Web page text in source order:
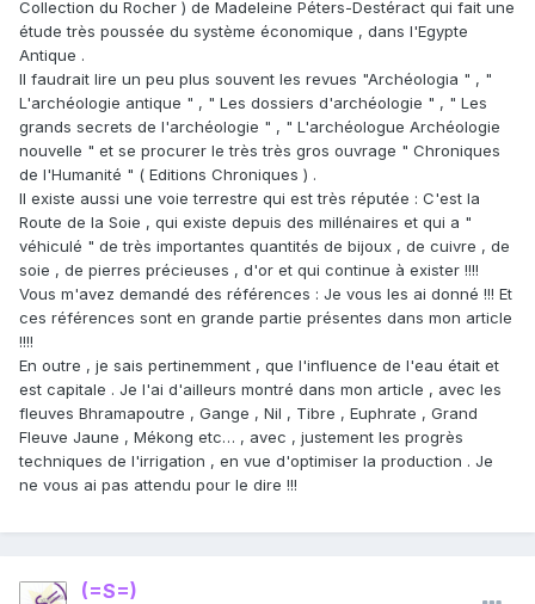
Collection du Rocher ) de Madeleine Péters-Destéract qui fait une
étude très poussée du système économique , dans l'Egypte
Antique .
Il faudrait lire un peu plus souvent les revues "Archéologia " , "
L'archéologie antique " , " Les dossiers d'archéologie " , " Les
grands secrets de l'archéologie " , " L'archéologue Archéologie
nouvelle " et se procurer le très très gros ouvrage " Chroniques
de l'Humanité " ( Editions Chroniques ) .
Il existe aussi une voie terrestre qui est très réputée : C'est la
Route de la Soie , qui existe depuis des millénaires et qui a "
véhiculé " de très importantes quantités de bijoux , de cuivre , de
soie , de pierres précieuses , d'or et qui continue à exister !!!!
Vous m'avez demandé des références : Je vous les ai donné !!! Et
ces références sont en grande partie présentes dans mon article
!!!!
En outre , je sais pertinemment , que l'influence de l'eau était et
est capitale . Je l'ai d'ailleurs montré dans mon article , avec les
fleuves Bhramapoutre , Gange , Nil , Tibre , Euphrate , Grand
Fleuve Jaune , Mékong etc… , avec , justement les progrès
techniques de l'irrigation , en vue d'optimiser la production . Je
ne vous ai pas attendu pour le dire !!!
(=S=)